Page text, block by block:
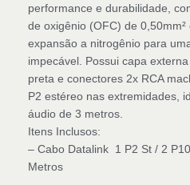
performance e durabilidade,
de oxigênio (OFC) de
expansão a nitrogênio para
impecável. Possui capa
preta e conectores 2x RCA
P2 estéreo nas extremidades,
áudio de 3 metros.
Itens Inclusos:
– Cabo Datalink 1 P2 St / 2
Metros